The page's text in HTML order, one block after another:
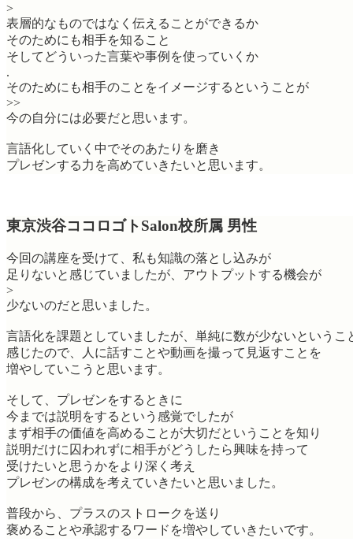
>
表層的なものではなく伝えることができるか
そのためにも相手を知ること
そしてどういった言葉や事例を使っていくか
.
そのためにも相手のことをイメージするということが
>>
今の自分には必要だと思います。
言語化していく中でそのあたりを磨き
プレゼンする力を高めていきたいと思います。
東京渋谷ココロゴトSalon校所属 男性
今回の講座を受けて、私も知識の落とし込みが
足りないと感じていましたが、アウトプットする機会が
>
少ないのだと思いました。
言語化を課題としていましたが、単純に数が少ないというこ
感じたので、人に話すことや動画を撮って見返すことを
増やしていこうと思います。
そして、プレゼンをするときに
今までは説明をするという感覚でしたが
まず相手の価値を高めることが大切だということを知り
説明だけに囚われずに相手がどうしたら興味を持って
受けたいと思うかをより深く考え
プレゼンの構成を考えていきたいと思いました。
普段から、プラスのストロークを送り
褒めることや承認するワードを増やしていきたいです。